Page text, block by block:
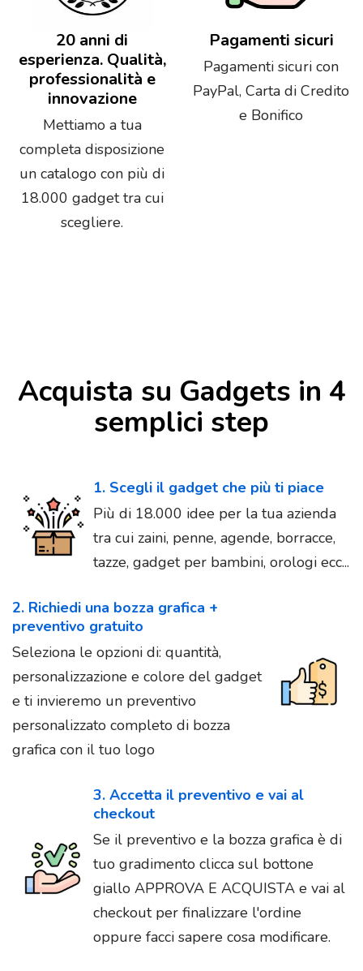
20 anni di
esperienza. Qualità,
professionalità e
innovazione
Mettiamo a tua
completa disposizione
un catalogo con più di
18.000 gadget tra cui
scegliere.
Pagamenti sicuri
Pagamenti sicuri con
PayPal, Carta di Credito
e Bonifico
Acquista su Gadgets in 4
semplici step
1. Scegli il gadget che più ti piace
Più di 18.000 idee per la tua azienda
tra cui zaini, penne, agende, borracce,
tazze, gadget per bambini, orologi ecc...
2. Richiedi una bozza grafica +
preventivo gratuito
Seleziona le opzioni di: quantità,
personalizzazione e colore del gadget
e ti invieremo un preventivo
personalizzato completo di bozza
grafica con il tuo logo
3. Accetta il preventivo e vai al
checkout
Se il preventivo e la bozza grafica è di
tuo gradimento clicca sul bottone
giallo APPROVA E ACQUISTA e vai al
checkout per finalizzare l'ordine
oppure facci sapere cosa modificare.